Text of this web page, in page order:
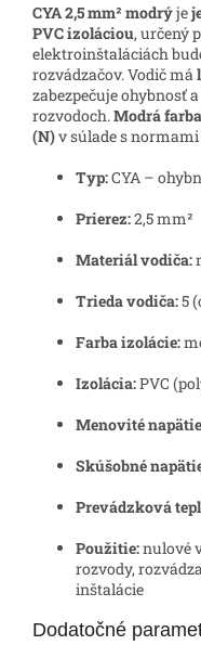
CYA 2,5 mm² modrýje
PVC izoláciou, určený
elektroinštaláciách
rozvádzačov. Vodič má
zabezpečuje ohybnosť
rozvodoch.Modrá
(N)v súlade s normami
Typ:CYA –
Prierez:2,5 mm²
Materiál vodiča:
Trieda vodiča:5
Farba izolácie:
Izolácia:PVC
Menovité
Skúšobné
Prevádzková
Použitie:nulové
rozvody,
inštalácie
Dodatočné